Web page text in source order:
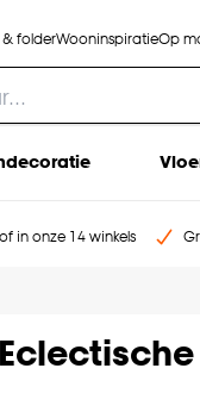
folderWooninspiratieOp
in onze 14 winkels